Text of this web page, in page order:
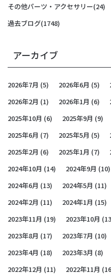
その他パーツ・アクセサリー(24)
過去ブログ(1748)
アーカイブ
2026年7月 (5) 2026年6月 (5)
2026年2月 (1) 2026年1月 (6)
2025年10月 (6) 2025年9月 (9)
2025年6月 (7) 2025年5月 (5)
2025年2月 (6) 2025年1月 (7)
2024年10月 (14) 2024年9月 (10)
2024年6月 (13) 2024年5月 (11)
2024年2月 (11) 2024年1月 (15)
2023年11月 (19) 2023年10月
2023年8月 (17) 2023年7月 (10)
2023年4月 (18) 2023年3月 (8)
2022年12月 (11) 2022年11月